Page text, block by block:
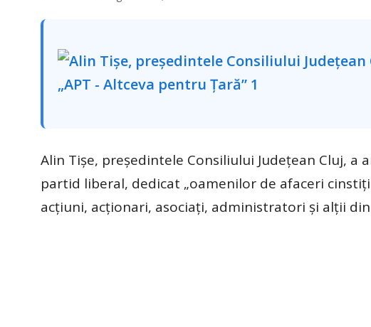
Alin Tișe, președintele Consiliului Județean Cluj,
partid liberal, dedicat „oamenilor de afaceri
acțiuni, acționari, asociați, administratori și alții